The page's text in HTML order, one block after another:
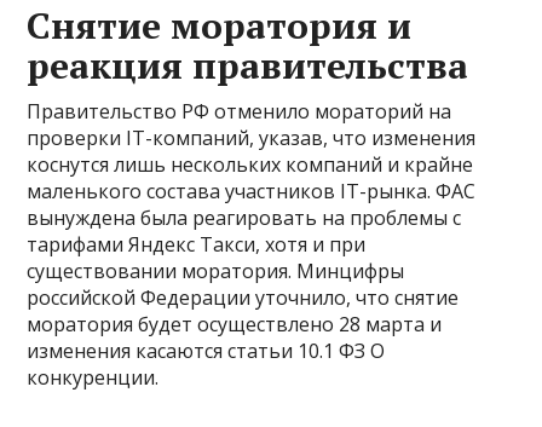
Снятие моратория и
реакция правительства
Правительство РФ отменило мораторий на
проверки IТ-компаний, указав, что изменения
коснутся лишь нескольких компаний и крайне
маленького состава участников IT-рынка. ФАС
вынуждена была реагировать на проблемы с
тарифами Яндекс Такси, хотя и при
существовании моратория. Минцифры
российской Федерации уточнило, что снятие
моратория будет осуществлено 28 марта и
изменения касаются статьи 10.1 ФЗ О
конкуренции.